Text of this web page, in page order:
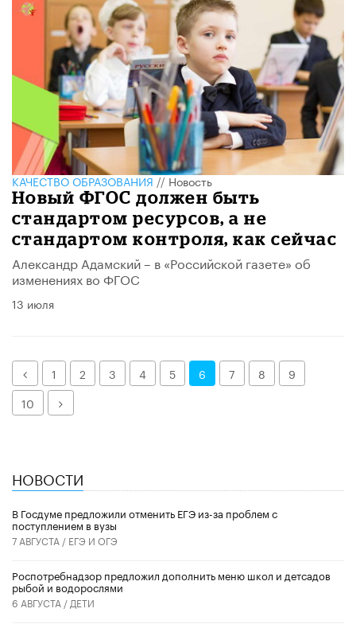
КАЧЕСТВО ОБРАЗОВАНИЯ//Новость
Новый ФГОС должен быть
стандартом ресурсов, а не
стандартом контроля, как сейчас
Александр Адамский – в «Российской газете» об
изменениях во ФГОС
13 июля
Назад1 2 3 4 5 6 7 8
9
10
Далее
НОВОСТИ
В Госдуме предложили отменить ЕГЭ из-за проблем с
поступлением в вузы
7 АВГУСТА / ЕГЭ И ОГЭ
Роспотребнадзор предложил дополнить меню школ и детсадов
рыбой и водорослями
6 АВГУСТА / ДЕТИ